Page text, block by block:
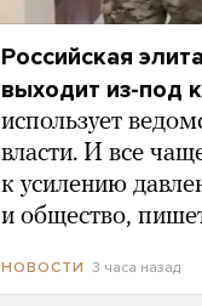
Российская
выходит из-под
использует
власти. И все
к усилению
и общество,
НОВОСТИ 3 часа назад